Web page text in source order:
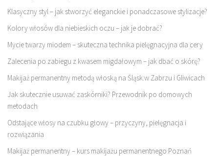
Klasyczny styl – jak stworzyć eleganckie i ponadczasowe stylizacje?
Kolory włosów dla niebieskich oczu – jak je dobrać?
Mycie twarzy miodem – skuteczna technika pielęgnacyjna dla cery
Zalecenia po zabiegu z kwasem migdałowym – jak dbać o skórę?
Makijaż permanentny metodą włoską na Śląsk:w Zabrzu i Gliwicach
Jak skutecznie usuwać zaskórniki? Przewodnik po domowych
metodach
Odstające włosy na czubku głowy – przyczyny, pielęgnacja i
rozwiązania
Makijaż permanentny – kurs makijażu permanentnego Poznań